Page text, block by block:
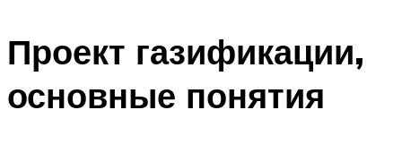
Проект газификации,
основные понятия